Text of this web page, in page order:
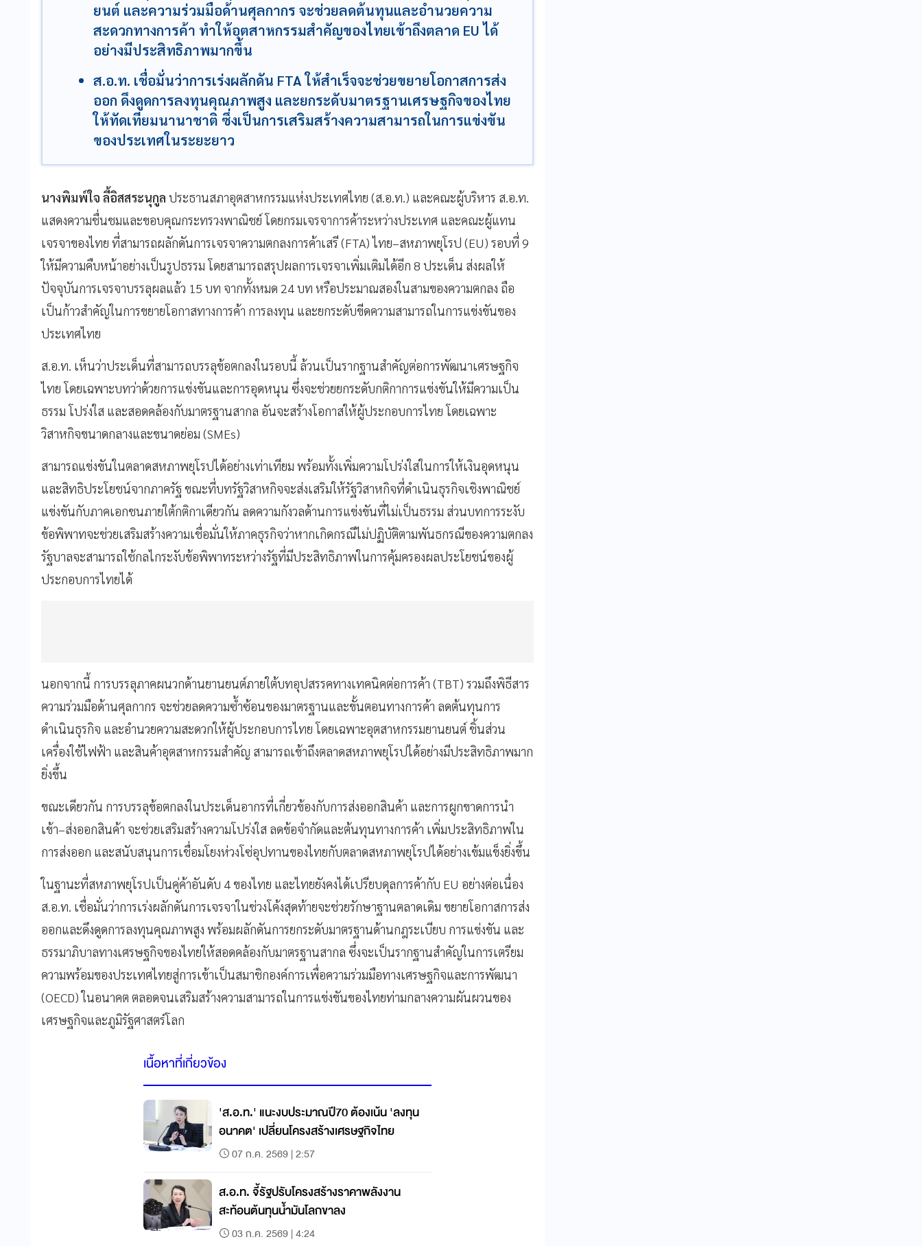
ยนต์ และความร่วมมือด้านศุลกากร จะช่วยลดต้นทุนและอำนวยความ
สะดวกทางการค้า ทำให้อุตสาหกรรมสำคัญของไทยเข้าถึงตลาด EU ได้
อย่างมีประสิทธิภาพมากขึ้น
ส.อ.ท. เชื่อมั่นว่าการเร่งผลักดัน FTA ให้สำเร็จจะช่วยขยายโอกาสการส่ง
ออก ดึงดูดการลงทุนคุณภาพสูง และยกระดับมาตรฐานเศรษฐกิจของไทย
ให้ทัดเทียมนานาชาติ ซึ่งเป็นการเสริมสร้างความสามารถในการแข่งขัน
ของประเทศในระยะยาว
นางพิมพ์ใจ ลี้อิสสระนุกูล ประธานสภาอุตสาหกรรมแห่งประเทศไทย (ส.อ.ท.) และคณะผู้บริหาร ส.อ.ท.
แสดงความชื่นชมและขอบคุณกระทรวงพาณิชย์ โดยกรมเจรจาการค้าระหว่างประเทศ และคณะผู้แทน
เจรจาของไทย ที่สามารถผลักดันการเจรจาความตกลงการค้าเสรี (FTA) ไทย–สหภาพยุโรป (EU) รอบที่ 9
ให้มีความคืบหน้าอย่างเป็นรูปธรรม โดยสามารถสรุปผลการเจรจาเพิ่มเติมได้อีก 8 ประเด็น ส่งผลให้
ปัจจุบันการเจรจาบรรลุผลแล้ว 15 บท จากทั้งหมด 24 บท หรือประมาณสองในสามของความตกลง ถือ
เป็นก้าวสำคัญในการขยายโอกาสทางการค้า การลงทุน และยกระดับขีดความสามารถในการแข่งขันของ
ประเทศไทย
ส.อ.ท. เห็นว่าประเด็นที่สามารถบรรลุข้อตกลงในรอบนี้ ล้วนเป็นรากฐานสำคัญต่อการพัฒนาเศรษฐกิจ
ไทย โดยเฉพาะบทว่าด้วยการแข่งขันและการอุดหนุน ซึ่งจะช่วยยกระดับกติกาการแข่งขันให้มีความเป็น
ธรรม โปร่งใส และสอดคล้องกับมาตรฐานสากล อันจะสร้างโอกาสให้ผู้ประกอบการไทย โดยเฉพาะ
วิสาหกิจขนาดกลางและขนาดย่อม (SMEs)
สามารถแข่งขันในตลาดสหภาพยุโรปได้อย่างเท่าเทียม พร้อมทั้งเพิ่มความโปร่งใสในการให้เงินอุดหนุน
และสิทธิประโยชน์จากภาครัฐ ขณะที่บทรัฐวิสาหกิจจะส่งเสริมให้รัฐวิสาหกิจที่ดำเนินธุรกิจเชิงพาณิชย์
แข่งขันกับภาคเอกชนภายใต้กติกาเดียวกัน ลดความกังวลด้านการแข่งขันที่ไม่เป็นธรรม ส่วนบทการระงับ
ข้อพิพาทจะช่วยเสริมสร้างความเชื่อมั่นให้ภาคธุรกิจว่าหากเกิดกรณีไม่ปฏิบัติตามพันธกรณีของความตกลง
รัฐบาลจะสามารถใช้กลไกระงับข้อพิพาทระหว่างรัฐที่มีประสิทธิภาพในการคุ้มครองผลประโยชน์ของผู้
ประกอบการไทยได้
นอกจากนี้ การบรรลุภาคผนวกด้านยานยนต์ภายใต้บทอุปสรรคทางเทคนิคต่อการค้า (TBT) รวมถึงพิธีสาร
ความร่วมมือด้านศุลกากร จะช่วยลดความซ้ำซ้อนของมาตรฐานและขั้นตอนทางการค้า ลดต้นทุนการ
ดำเนินธุรกิจ และอำนวยความสะดวกให้ผู้ประกอบการไทย โดยเฉพาะอุตสาหกรรมยานยนต์ ชิ้นส่วน
เครื่องใช้ไฟฟ้า และสินค้าอุตสาหกรรมสำคัญ สามารถเข้าถึงตลาดสหภาพยุโรปได้อย่างมีประสิทธิภาพมาก
ยิ่งขึ้น
ขณะเดียวกัน การบรรลุข้อตกลงในประเด็นอากรที่เกี่ยวข้องกับการส่งออกสินค้า และการผูกขาดการนำ
เข้า–ส่งออกสินค้า จะช่วยเสริมสร้างความโปร่งใส ลดข้อจำกัดและต้นทุนทางการค้า เพิ่มประสิทธิภาพใน
การส่งออก และสนับสนุนการเชื่อมโยงห่วงโซ่อุปทานของไทยกับตลาดสหภาพยุโรปได้อย่างเข้มแข็งยิ่งขึ้น
ในฐานะที่สหภาพยุโรปเป็นคู่ค้าอันดับ 4 ของไทย และไทยยังคงได้เปรียบดุลการค้ากับ EU อย่างต่อเนื่อง
ส.อ.ท. เชื่อมั่นว่าการเร่งผลักดันการเจรจาในช่วงโค้งสุดท้ายจะช่วยรักษาฐานตลาดเดิม ขยายโอกาสการส่ง
ออกและดึงดูดการลงทุนคุณภาพสูง พร้อมผลักดันการยกระดับมาตรฐานด้านกฎระเบียบ การแข่งขัน และ
ธรรมาภิบาลทางเศรษฐกิจของไทยให้สอดคล้องกับมาตรฐานสากล ซึ่งจะเป็นรากฐานสำคัญในการเตรียม
ความพร้อมของประเทศไทยสู่การเข้าเป็นสมาชิกองค์การเพื่อความร่วมมือทางเศรษฐกิจและการพัฒนา
(OECD) ในอนาคต ตลอดจนเสริมสร้างความสามารถในการแข่งขันของไทยท่ามกลางความผันผวนของ
เศรษฐกิจและภูมิรัฐศาสตร์โลก
เนื้อหาที่เกี่ยวข้อง
'ส.อ.ท.' แนะงบประมาณปี70 ต้องเน้น 'ลงทุน
อนาคต' เปลี่ยนโครงสร้างเศรษฐกิจไทย
07 ก.ค. 2569 | 2:57
ส.อ.ท. จี้รัฐปรับโครงสร้างราคาพลังงาน
สะท้อนต้นทุนน้ำมันโลกขาลง
03 ก.ค. 2569 | 4:24